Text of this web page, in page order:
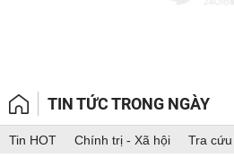
TIN TỨC TRONG NGÀY
Tin HOT Chính trị - Xã hội Tra